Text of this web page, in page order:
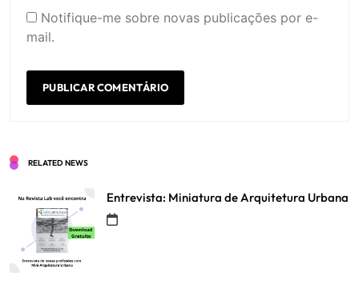
Notifique-me sobre novas publicações por e-
mail.
RELATED NEWS
Entrevista: Miniatura de Arquitetura Urbana